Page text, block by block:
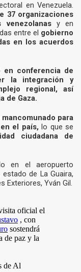
en Venezuela.
37 organizaciones
y en
entre el gobierno
en los acuerdos
en conferencia de
la integración y
regional, así
de Gaza.
para
en el país,lo que se
ciudadana de
en el aeropuerto
de La Guaira,
Exteriores, Yván Gil.